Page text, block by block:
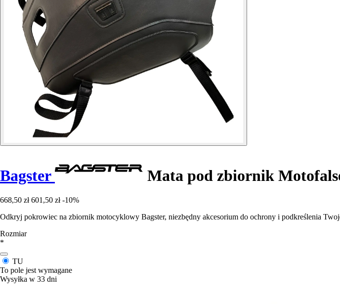
Bagster Mata pod zbiornik
668,50 zł 601,50 zł -10%
Odkryj pokrowiec na zbiornik motocyklowy Bagster, niezbędny akcesorium do ochrony i podkreślenia
Rozmiar
*
TU
To pole jest wymagane
Wysyłka w 33 dni